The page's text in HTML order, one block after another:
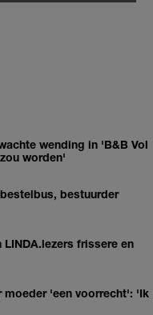
wending in 'B&B Vol
worden'
bestuurder
frissere en
moeder 'een voorrecht': 'Ik